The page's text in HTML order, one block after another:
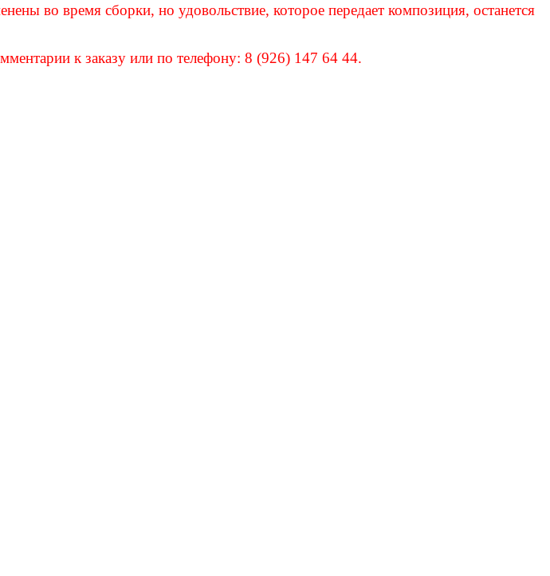
во время сборки, но удовольствие, которое передает композиция, останется
к заказу или по телефону: 8 (926) 147 64 44.